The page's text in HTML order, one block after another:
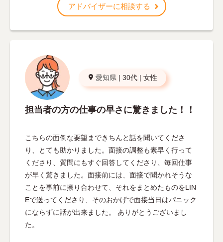
アドバイザーに相談する
愛知県 | 30代 | 女性
担当者の方の仕事の早さに驚きました！！
こちらの面倒な要望まできちんと話を聞いてくださ
り、とても助かりました。面接の調整も素早く行って
くださり、質問にもすぐ回答してくださり、毎回仕事
が早く驚きました。面接前には、面接で聞かれそうな
ことを事前に擦り合わせて、それをまとめたものをLIN
Eで送ってくださり、そのおかげで面接当日はパニック
にならずに話が出来ました。 ありがとうございまし
た。